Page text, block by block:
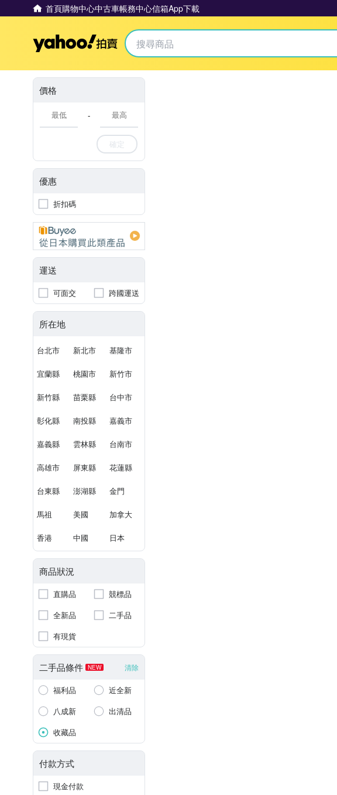
首頁購物中心中古車帳務中心信箱App下載
Yahoo拍賣
價格
-
確定
優惠
折扣碼
運送
可面交 跨國運送
所在地
台北市 新北市 基隆市
宜蘭縣 桃園市 新竹市
新竹縣 苗栗縣 台中市
彰化縣 南投縣 嘉義市
嘉義縣 雲林縣 台南市
高雄市 屏東縣 花蓮縣
台東縣 澎湖縣 金門
馬祖 美國 加拿大
香港 中國 日本
商品狀況
直購品
競標品
全新品
二手品
有現貨
二手品條件 NEW 清除
福利品
近全新
八成新
出清品
收藏品
付款方式
現金付款